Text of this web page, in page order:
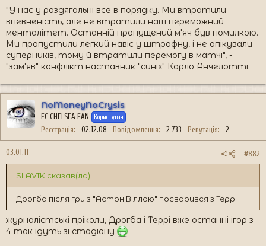
"У нас у роздягальні все в порядку. Ми втратили
впевненість, але не втратили наш переможний
менталітет. Останній пропущений м'яч був помилкою.
Ми пропустили легкий навіс у штрафну, і не опікували
суперників, тому й втратили перемогу в матчі", -
"зам'яв" конфлікт наставник "синіх" Карло Анчелотті.
NoMoneyNoCrysis
FC CHELSEA FAN Користувач
Реєстрація 02.12.08 Повідомлення 2 733 Репутація 2
03.01.11 #882
SLAVIK сказав(ла):
Дрогба після гри з "Астон Віллою" посварився з Террі
журналістські пріколи, Дрогба і Террі вже останні ігор з
4 так ідуть зі стадіону